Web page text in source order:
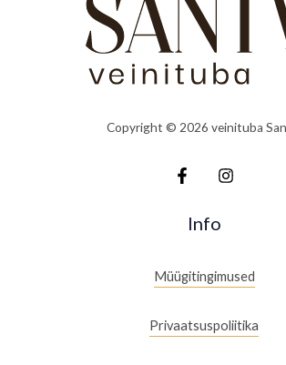
Copyright © 2026 veinituba
Info
Müügitingimused
Privaatsuspoliitika